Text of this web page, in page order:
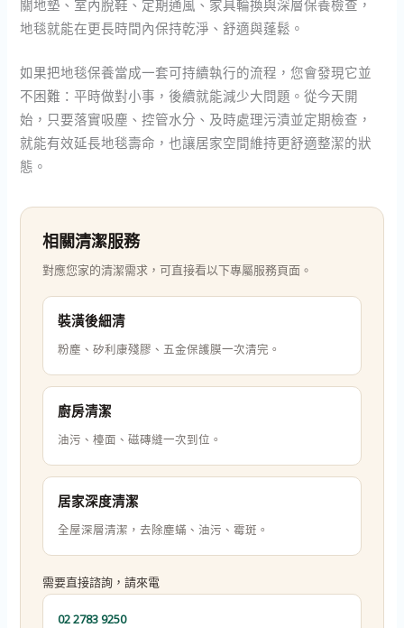
關地墊、室內脫鞋、定期通風、家具輪換與深層保養檢查，
地毯就能在更長時間內保持乾淨、舒適與蓬鬆。
如果把地毯保養當成一套可持續執行的流程，您會發現它並
不困難：平時做對小事，後續就能減少大問題。從今天開
始，只要落實吸塵、控管水分、及時處理污漬並定期檢查，
就能有效延長地毯壽命，也讓居家空間維持更舒適整潔的狀
態。
相關清潔服務
對應您家的清潔需求，可直接看以下專屬服務頁面。
裝潢後細清
粉塵、矽利康殘膠、五金保護膜一次清完。
廚房清潔
油污、檯面、磁磚縫一次到位。
居家深度清潔
全屋深層清潔，去除塵蟎、油污、霉斑。
需要直接諮詢，請來電
02 2783 9250